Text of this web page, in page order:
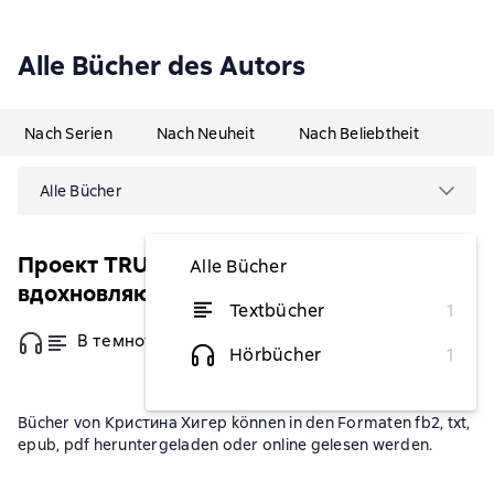
Alle Bücher des Autors
Nach Serien Nach Neuheit Nach Beliebtheit
Alle Bücher
Alle Bücher
Textbücher
1
Hörbücher
1
Проект TRUESTORY. Книги, которые
вдохновляют
В темноте
Bücher von Кристина Хигер können in den Formaten fb2, txt,
epub, pdf heruntergeladen oder online gelesen werden.